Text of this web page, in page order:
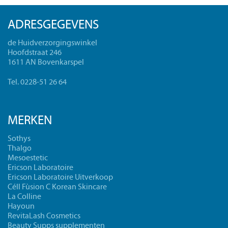
ADRESGEGEVENS
de Huidverzorgingswinkel
Hoofdstraat 246
1611 AN Bovenkarspel
Tel. 0228-51 26 64
MERKEN
Sothys
Thalgo
Mesoestetic
Ericson Laboratoire
Ericson Laboratoire Uitverkoop
Céll Fùsion C Korean Skincare
La Colline
Hayoun
RevitaLash Cosmetics
Beauty Supps supplementen